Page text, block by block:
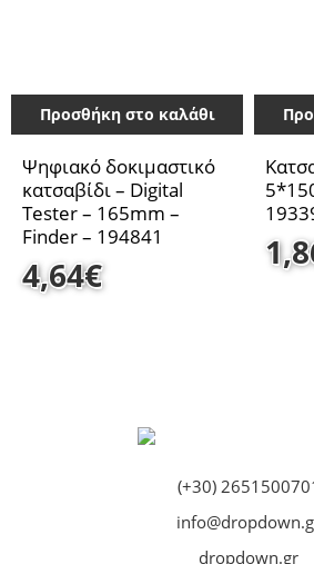
Προσθήκη στο καλάθι
Ψηφιακό δοκιμαστικό
κατσαβίδι – Digital
Tester – 165mm –
Finder – 194841
4,64€
(+30)
dropdown.gr